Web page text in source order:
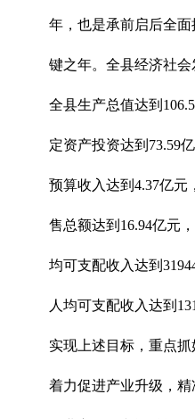
年，也是承前启后全
键之年。全县经济社会
全县生产总值达到
定资产投资达到73.59
预算收入达到4.37亿元
售总额达到16.94亿元
均可支配收入达到
人均可支配收入达到
实现上述目标，重点
着力促进产业升级，